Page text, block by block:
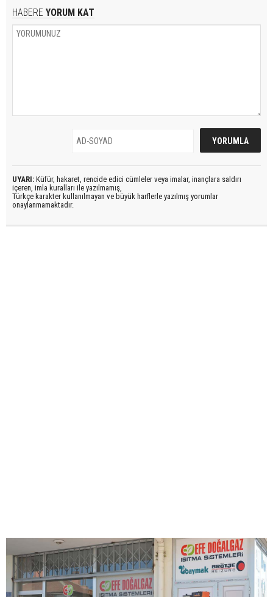
HABERE YORUM KAT
UYARI: Küfür, hakaret, rencide edici cümleler veya imalar, inançlara saldırı
içeren, imla kuralları ile yazılmamış,
Türkçe karakter kullanılmayan ve büyük harflerle yazılmış yorumlar
onaylanmamaktadır.